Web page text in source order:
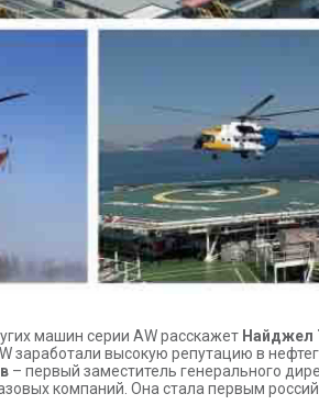
машин серии AW расскажет Найджел
заработали высокую репутацию в
– первый заместитель генерального
компаний. Она стала первым